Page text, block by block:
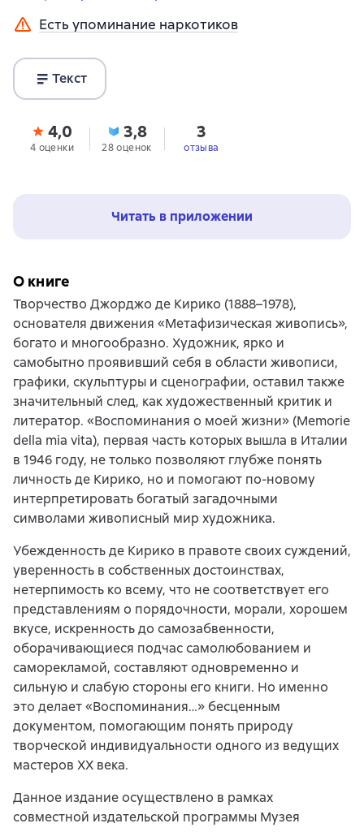
Есть упоминание наркотиков
Текст
4,0
4 оценки
3,8
28 оценок
3
отзыва
Читать в приложении
О книге
Творчество Джорджо де Кирико (1888–1978),
основателя движения «Метафизическая живопись»,
богато и многообразно. Художник, ярко и
самобытно проявивший себя в области живописи,
графики, скульптуры и сценографии, оставил также
значительный след, как художественный критик и
литератор. «Воспоминания о моей жизни» (Memorie
della mia vita), первая часть которых вышла в Италии
в 1946 году, не только позволяют глубже понять
личность де Кирико, но и помогают по-новому
интерпретировать богатый загадочными
символами живописный мир художника.
Убежденность де Кирико в правоте своих суждений,
уверенность в собственных достоинствах,
нетерпимость ко всему, что не соответствует его
представлениям о порядочности, морали, хорошем
вкусе, искренность до самозабвенности,
оборачивающиеся подчас самолюбованием и
саморекламой, составляют одновременно и
сильную и слабую стороны его книги. Но именно
это делает «Воспоминания…» бесценным
документом, помогающим понять природу
творческой индивидуальности одного из ведущих
мастеров XX века.
Данное издание осуществлено в рамках
совместной издательской программы Музея